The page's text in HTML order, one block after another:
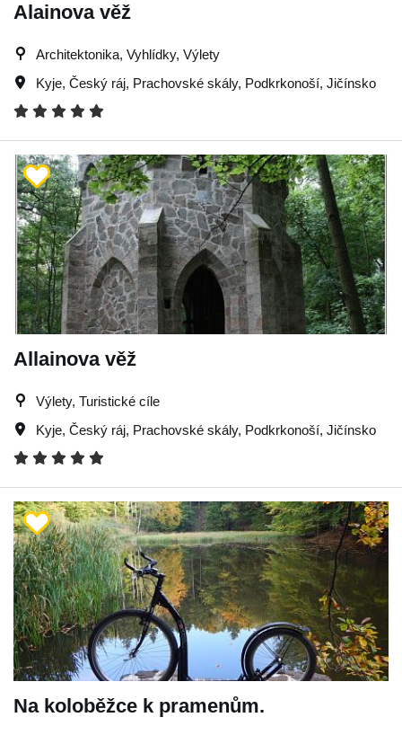
Alainova věž
Architektonika, Vyhlídky, Výlety
Kyje, Český ráj, Prachovské skály, Podkrkonoší, Jičínsko
Allainova věž
Výlety, Turistické cíle
Kyje, Český ráj, Prachovské skály, Podkrkonoší, Jičínsko
Na koloběžce k pramenům.